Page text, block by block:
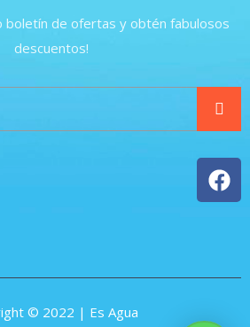
boletín de ofertas y obtén fabulosos
descuentos!
© 2022 | Es Agua